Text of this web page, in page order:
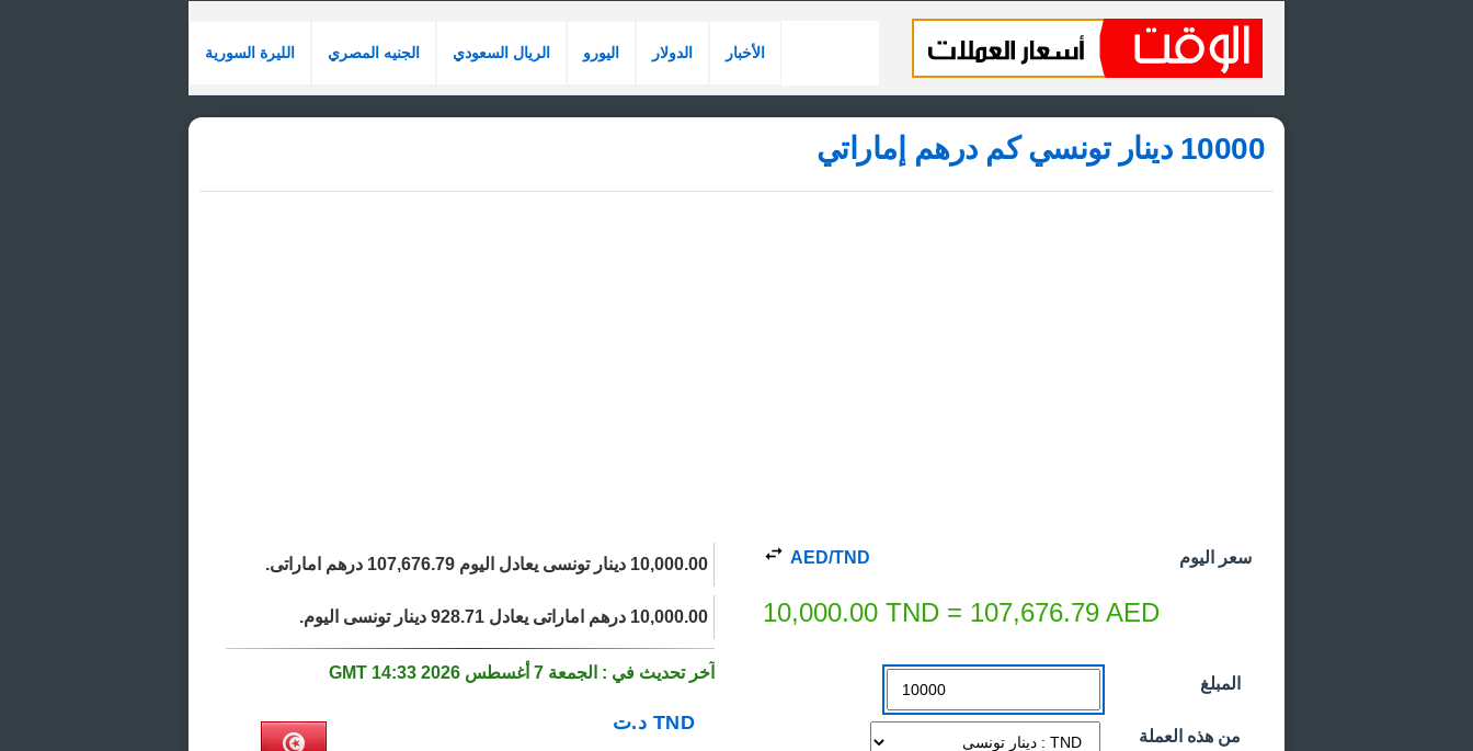
الليرة السورية الجنيه المصري الريال السعودي اليورو الدولار الأخبار
10000 دينار تونسي كم درهم إماراتي
سعر اليوم AED/TND
10,000.00 TND = 107,676.79 AED
المبلغ
من هذه العملة
10,000.00 دينار تونسى يعادل اليوم 107,676.79 درهم اماراتى.
10,000.00 درهم اماراتى يعادل 928.71 دينار تونسى اليوم.
آخر تحديث في : الجمعة 7 أغسطس 2026 14:33 GMT
TND د.ت